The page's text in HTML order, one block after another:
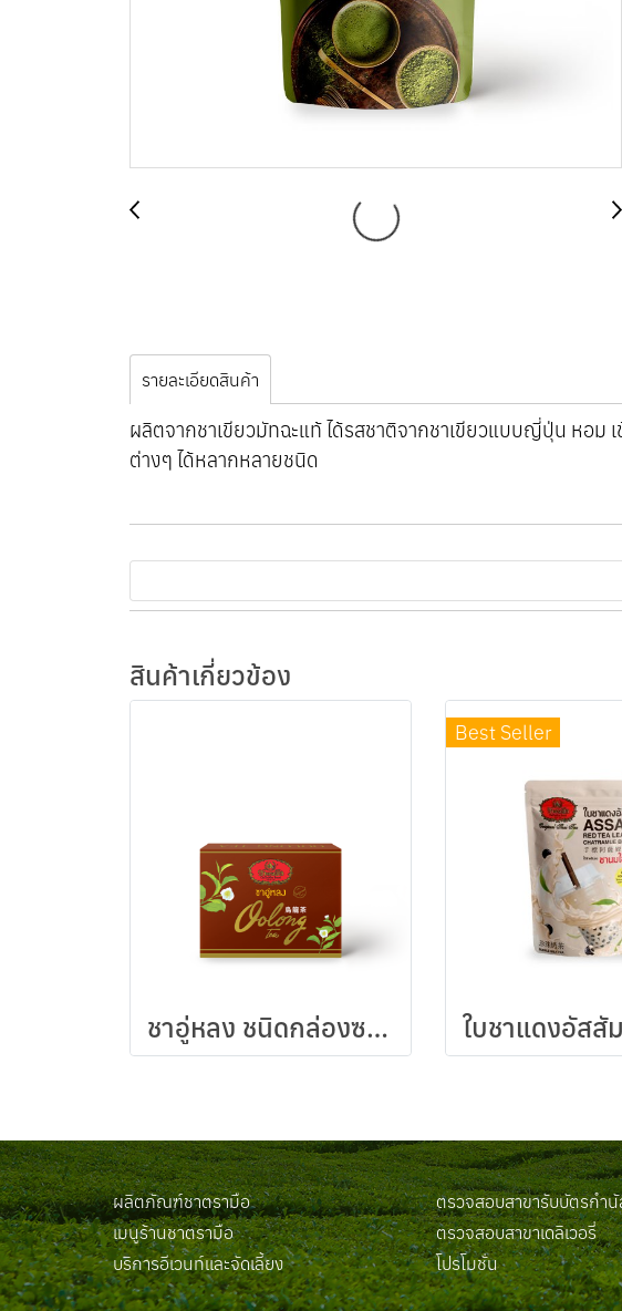
รายละเอียดสินค้า
ผลิตจากชาเขียวมัทฉะแท้ ได้รสชาติจากชาเขียวแบบญี่ปุ่น หอม
ต่างๆ ได้หลากหลายชนิด
สินค้าเกี่ยวข้อง
ชาอู่หลง ชนิดกล่องซองเยื่อ
Best Seller
ผลิตภัณฑ์ชาตรามือ
เมนูร้านชาตรามือ
บริการอีเวนท์และจัดเลี้ยง
ตรวจสอบสาขารับบัตรกำ
ตรวจสอบสาขาเดลิเวอรี่
โปรโมชั่น